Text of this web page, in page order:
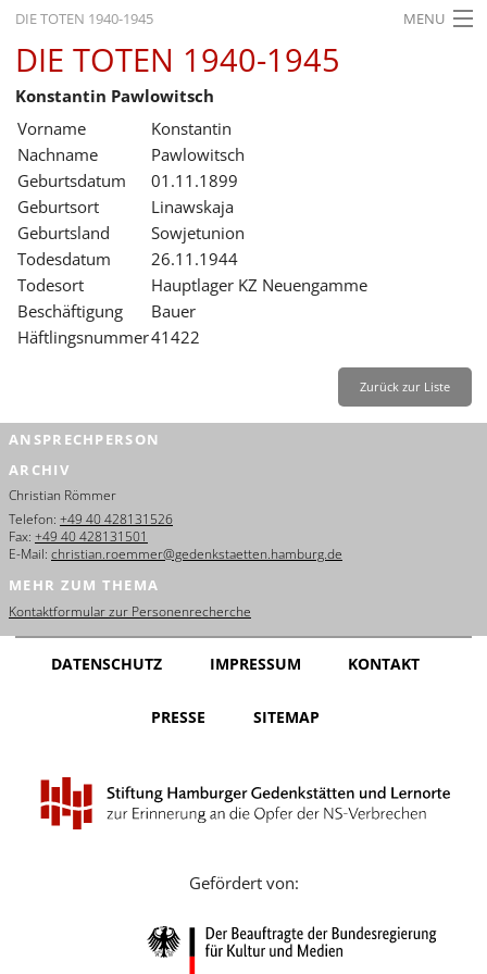
DIE TOTEN 1940-1945 MENU
STARTSEITE
AKTUELLES
AUSSTELLUNGEN
GESCHICHTE
BILDUNG
FORSCHUNG
SERVICE
Français
Dansk
Español
Nederlands
Português
Русский
Leichte Sprache
DIE TOTEN 1940-1945
Konstantin Pawlowitsch
Vorname
Konstantin
Nachname
Pawlowitsch
Geburtsdatum
01.11.1899
Geburtsort
Linawskaja
Geburtsland
Sowjetunion
Todesdatum
26.11.1944
Todesort
Hauptlager KZ Neuengamme
Beschäftigung
Bauer
Häftlingsnummer41422
Zurück zur Liste
ANSPRECHPERSON
ARCHIV
Christian Römmer
Telefon: +49 40 428131526
Fax: +49 40 428131501
E-Mail: christian.roemmer@gedenkstaetten.hamburg.de
MEHR ZUM THEMA
Kontaktformular zur Personenrecherche
DATENSCHUTZ IMPRESSUM KONTAKT
PRESSE SITEMAP
Gefördert von: